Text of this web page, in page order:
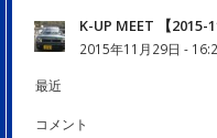
K-UP MEET 【2015-
2015年11月29日 -
最近
コメント